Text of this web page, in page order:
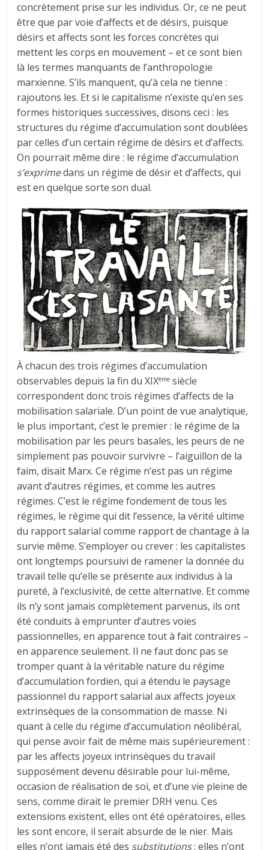
concrètement prise sur les individus. Or, ce ne peut
être que par voie d’affects et de désirs, puisque
désirs et affects sont les forces concrètes qui
mettent les corps en mouvement – et ce sont bien
là les termes manquants de l’anthropologie
marxienne. S’ils manquent, qu’à cela ne tienne :
rajoutons les. Et si le capitalisme n’existe qu’en ses
formes historiques successives, disons ceci : les
structures du régime d’accumulation sont doublées
par celles d’un certain régime de désirs et d’affects.
On pourrait même dire : le régime d’accumulation
s’exprimedans un régime de désir et d’affects, qui
est en quelque sorte son dual.
À chacun des trois régimes d’accumulation
observables depuis la fin du XIXème siècle
correspondent donc trois régimes d’affects de la
mobilisation salariale. D’un point de vue analytique,
le plus important, c’est le premier : le régime de la
mobilisation par les peurs basales, les peurs de ne
simplement pas pouvoir survivre – l’aiguillon de la
faim, disait Marx. Ce régime n’est pas un régime
avant d’autres régimes, et comme les autres
régimes. C’est le régime fondement de tous les
régimes, le régime qui dit l’essence, la vérité ultime
du rapport salarial comme rapport de chantage à la
survie même. S’employer ou crever : les capitalistes
ont longtemps poursuivi de ramener la donnée du
travail telle qu’elle se présente aux individus à la
pureté, à l’exclusivité, de cette alternative. Et comme
ils n’y sont jamais complètement parvenus, ils ont
été conduits à emprunter d’autres voies
passionnelles, en apparence tout à fait contraires –
en apparence seulement. Il ne faut donc pas se
tromper quant à la véritable nature du régime
d’accumulation fordien, qui a étendu le paysage
passionnel du rapport salarial aux affects joyeux
extrinsèques de la consommation de masse. Ni
quant à celle du régime d’accumulation néolibéral,
qui pense avoir fait de même mais supérieurement :
par les affects joyeux intrinsèques du travail
supposément devenu désirable pour lui-même,
occasion de réalisation de soi, et d’une vie pleine de
sens, comme dirait le premier DRH venu. Ces
extensions existent, elles ont été opératoires, elles
les sont encore, il serait absurde de le nier. Mais
elles n’ont jamais été des substitutions: elles n’ont